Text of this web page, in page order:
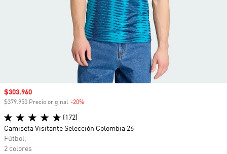
Precio de venta
$303.960
$379.950 Precio original -20%
(172)
Camiseta Visitante Selección Colombia 26
Fútbol,
2 colores